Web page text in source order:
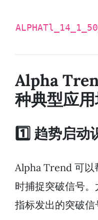
Alpha
种典型应
1️⃣ 趋势启动
Alpha Trend 可以
时捕捉突破信号。
指标发出的突破信